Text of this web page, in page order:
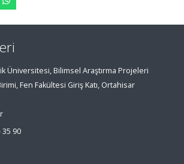
Üniversitesi, Bilimsel Araştırma Projeleri
Fen Fakültesi Giriş Katı, Ortahisar
35 90